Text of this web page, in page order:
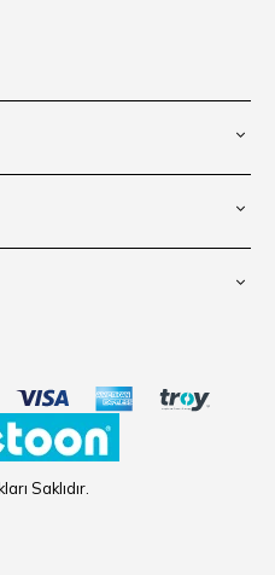
Saklıdır.